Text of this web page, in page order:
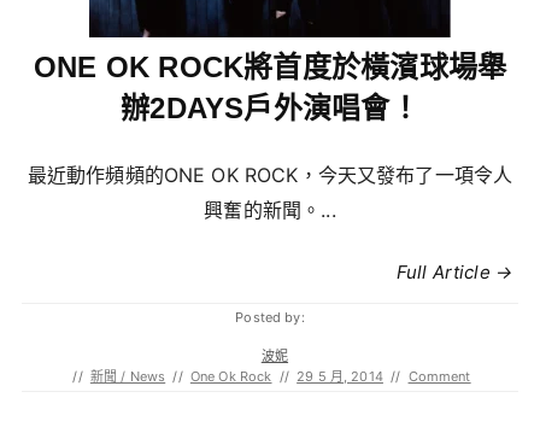
ONE OK ROCK將首度於橫濱球場舉
辦2DAYS戶外演唱會！
最近動作頻頻的ONE OK ROCK，今天又發布了一項令人
興奮的新聞。...
Full Article →
Posted by:
波妮
// 新聞 / News // One Ok Rock // 29 5 月, 2014 // Comment